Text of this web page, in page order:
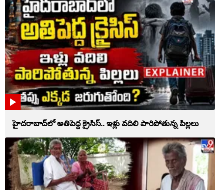
హైదరాబాద్‌లో అతిపెద్ద క్రైసిస్.. ఇళ్లు వదిలి పారిపోతున్న పిల్లలు